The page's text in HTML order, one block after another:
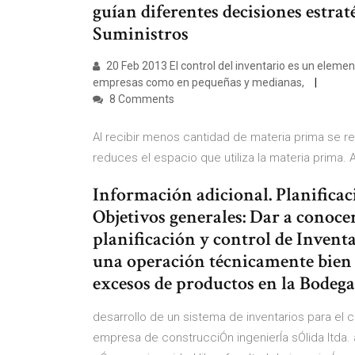
guían diferentes decisiones
Suministros
20 Feb 2013 El control del inventario es un
empresas como en pequeñas y medianas,
8 Comments
Al recibir menos cantidad de materia prima se
reduces el espacio que utiliza la materia prima.
Información adicional.
Objetivos generales: Dar a
planificación y control de
una operación técnicamente
excesos de productos en la Bodega
desarrollo de un sistema de inventarios para el
empresa de construcciÓn ingenierÍa sÓlida